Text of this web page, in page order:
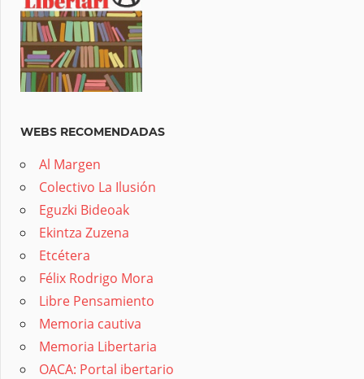
WEBS RECOMENDADAS
Al Margen
Colectivo La Ilusión
Eguzki Bideoak
Ekintza Zuzena
Etcétera
Félix Rodrigo Mora
Libre Pensamiento
Memoria cautiva
Memoria Libertaria
OACA: Portal ibertario